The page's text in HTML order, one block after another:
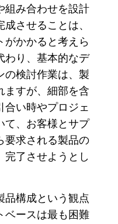
組み合わせを設計
させることは、
がかかると考えら
わり、基本的なデ
の検討作業は、製
ますが、細部を含
合い時やプロジェ
て、お客様とサプ
要求される製品の
了させようとし
品構成という観点
ベースは最も困難